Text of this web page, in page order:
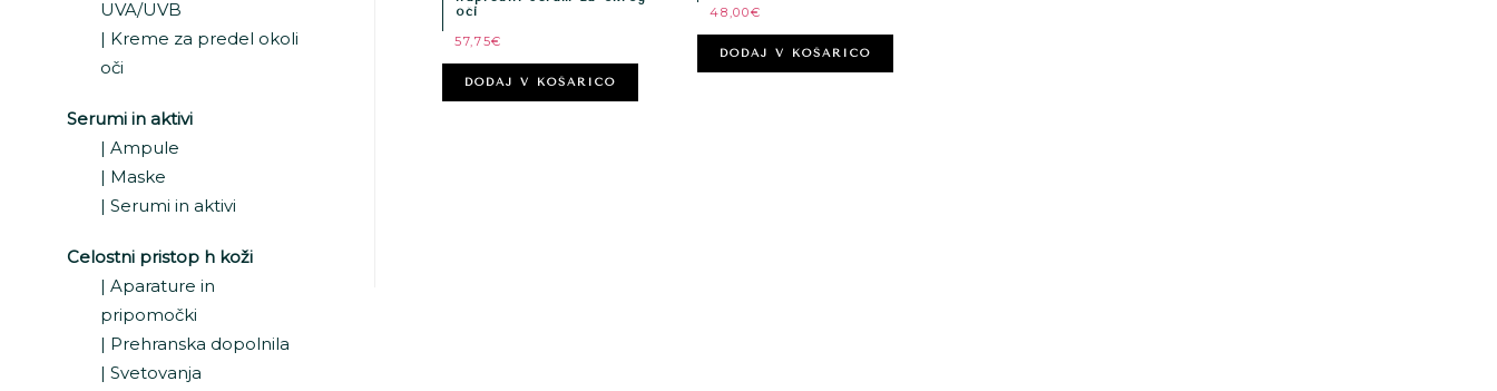
oči
57,75€
DODAJ V KOŠARICO
48,00€
DODAJ V KOŠARICO
UVA/UVB
Kreme za predel okoli
oči
Serumi in aktivi
Ampule
Maske
Serumi in aktivi
Celostni pristop h koži
Aparature in
pripomočki
Prehranska dopolnila
Svetovanja